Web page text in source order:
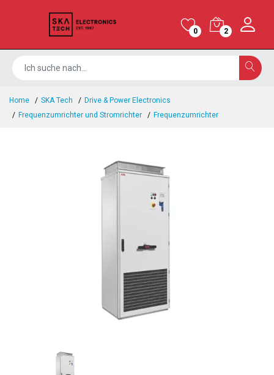
0 2
Home SKA Tech
Drive & Power Electronics
Frequenzumrichter und Stromrichter
Frequenzumrichter